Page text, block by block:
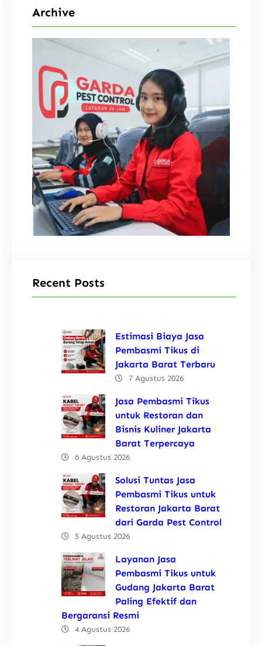
Archive
Recent Posts
Estimasi Biaya Jasa
Pembasmi Tikus di
Jakarta Barat Terbaru
7 Agustus 2026
Jasa Pembasmi Tikus
untuk Restoran dan
Bisnis Kuliner Jakarta
Barat Terpercaya
6 Agustus 2026
Solusi Tuntas Jasa
Pembasmi Tikus untuk
Restoran Jakarta Barat
dari Garda Pest Control
5 Agustus 2026
Layanan Jasa
Pembasmi Tikus untuk
Gudang Jakarta Barat
Paling Efektif dan
Bergaransi Resmi
4 Agustus 2026